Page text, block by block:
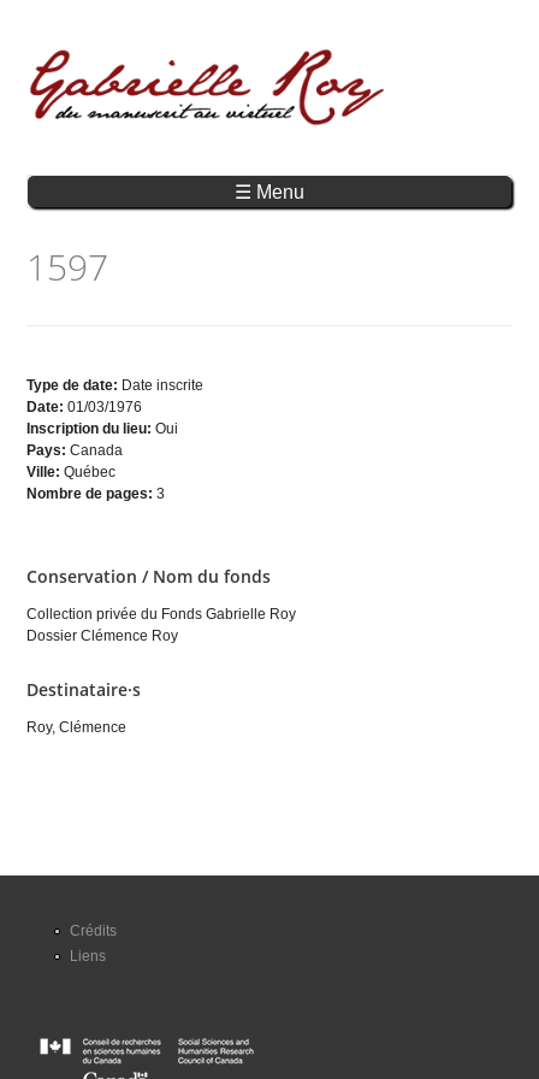
☰ Menu
1597
Type de date: Date inscrite
Date:01/03/1976
Inscription du lieu:Oui
Pays:Canada
Ville:Québec
Nombre de pages:3
Conservation / Nom du fonds
Collection privée du Fonds Gabrielle Roy
Dossier Clémence Roy
Destinataire·s
Roy, Clémence
Crédits
Liens